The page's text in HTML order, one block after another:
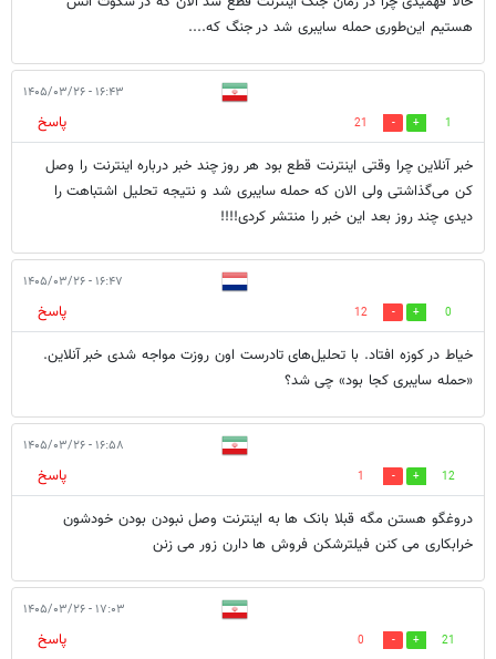
هستیم این‌طوری حمله سایبری شد در جنگ که....
۱۶:۴۳ - ۱۴۰۵/۰۳/۲۶
1
21
پاسخ
خبر آنلاین چرا وقتی اینترنت قطع بود هر روز چند خبر درباره اینترنت را وصل
کن می‌گذاشتی ولی الان که حمله سایبری شد و نتیجه تحلیل اشتباهت را
دیدی چند روز بعد این خبر را منتشر کردی!!!!
۱۶:۴۷ - ۱۴۰۵/۰۳/۲۶
0
12
پاسخ
خیاط در کوزه افتاد. با تحلیل‌های تادرست اون روزت مواجه شدی خبر آنلاین.
«حمله سایبری کجا بود» چی شد؟
۱۶:۵۸ - ۱۴۰۵/۰۳/۲۶
12
1
پاسخ
دروغگو هستن مگه قبلا بانک ها به اینترنت وصل نبودن بودن خودشون
خرابکاری می کنن فیلترشکن فروش ها دارن زور می زنن
۱۷:۰۳ - ۱۴۰۵/۰۳/۲۶
21
0
پاسخ